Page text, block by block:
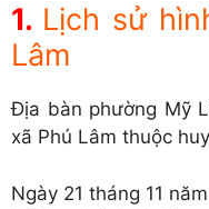
Lịch sử
Lâm
Địa bàn phường Mỹ
xã Phú Lâm thuộc
Ngày 21 tháng 11